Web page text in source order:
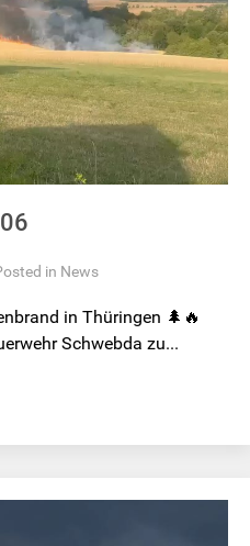
in News
in Thüringen 🌲🔥
Schwebda zu...